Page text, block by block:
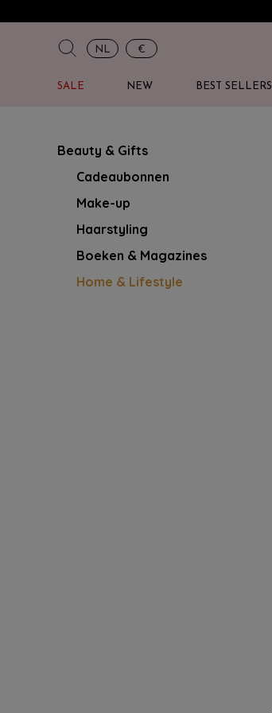
NL €
SALE NEW BEST SELLERS
Beauty & Gifts
Cadeaubonnen
Make-up
Haarstyling
Boeken & Magazines
Home & Lifestyle